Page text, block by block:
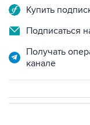
Купить
Подписаться
Получать
канале